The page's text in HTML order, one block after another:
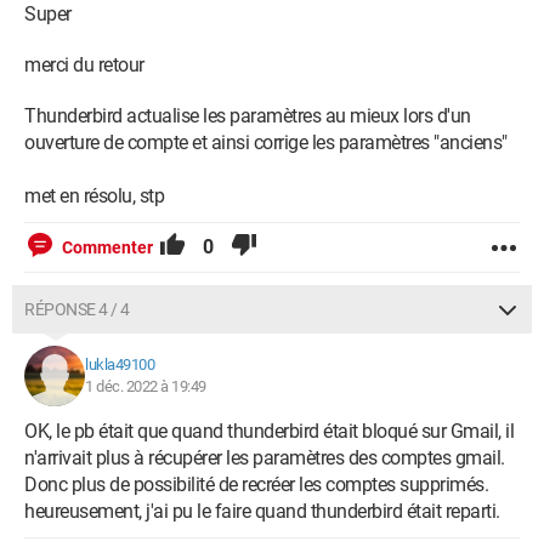
Super
merci du retour
Thunderbird actualise les paramètres au mieux lors d'un
ouverture de compte et ainsi corrige les paramètres "anciens"
met en résolu, stp
Commenter 0
RÉPONSE 4 / 4
lukla49100
1 déc. 2022 à 19:49
OK, le pb était que quand thunderbird était bloqué sur Gmail, il
n'arrivait plus à récupérer les paramètres des comptes gmail.
Donc plus de possibilité de recréer les comptes supprimés.
heureusement, j'ai pu le faire quand thunderbird était reparti.